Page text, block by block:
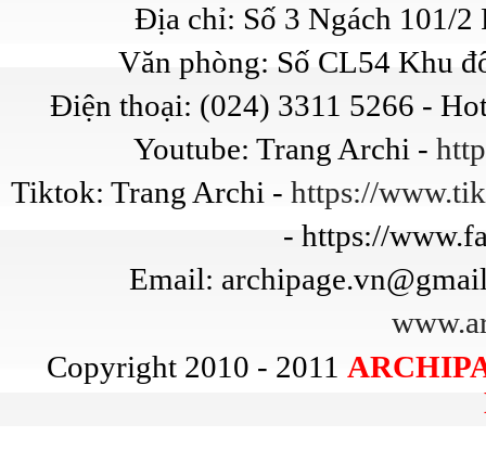
Địa chỉ: Số 3 Ngách 101/2
Văn phòng: Số CL54 Khu
Điện thoại: (024) 3311 5266 -
Youtube: Trang Archi -
Tiktok: Trang Archi - https://
- https://
Email:
Copyright 2010 - 2011